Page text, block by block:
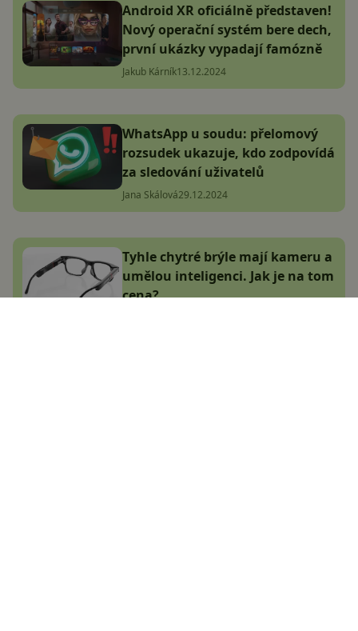
Android XR oficiálně představen!
Nový operační systém bere dech,
první ukázky vypadají famózně
Jakub Kárník13.12.2024
WhatsApp u soudu: přelomový
rozsudek ukazuje, kdo zodpovídá
za sledování uživatelů
Jana Skálová29.12.2024
Tyhle chytré brýle mají kameru a
umělou inteligenci. Jak je na tom
cena?